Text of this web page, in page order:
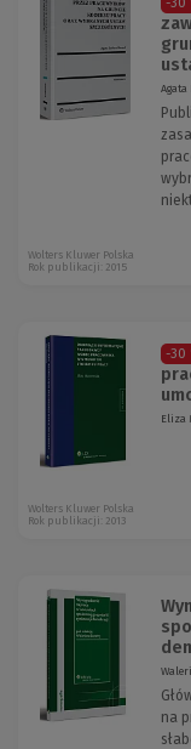
Agata
Wolters Kluwer Polska
Rok publikacji: 2015
-30
Eliza
Wolters Kluwer Polska
Rok publikacji: 2013
na